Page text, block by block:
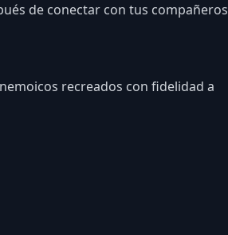
de conectar con tus compañeros
recreados con fidelidad a